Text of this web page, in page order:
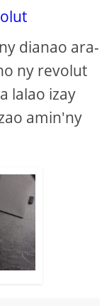
dianao ara-
ny revolut
lalao izay
amin'ny